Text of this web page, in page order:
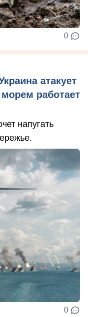
0
атакует
работает
напугать
0